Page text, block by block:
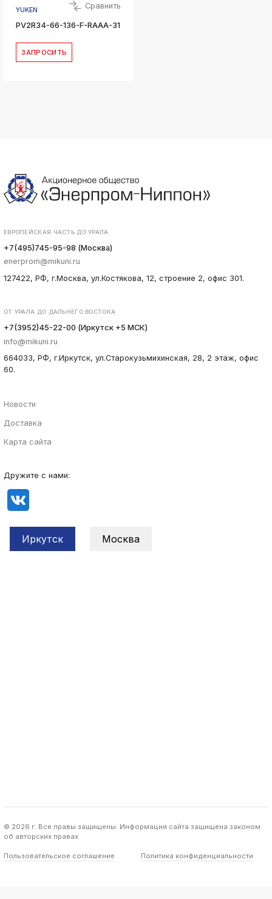
YUKEN Сравнить
PV2R34-66-136-F-RAAA-31
ЗАПРОСИТЬ
ЕВРОПЕЙСКАЯ ЧАСТЬ ДО УРАЛА
+7(495)745-95-98 (Москва)
enerprom@mikuni.ru
127422, РФ, г.Москва, ул.Костякова, 12, строение 2, офис 301.
ОТ УРАЛА ДО ДАЛЬНЕГО ВОСТОКА
+7(3952)45-22-00 (Иркутск +5 МСК)
info@mikuni.ru
664033, РФ, г.Иркутск, ул.Старокузьмихинская, 28, 2 этаж, офис
60.
Новости
Доставка
Карта сайта
Дружите с нами:
Иркутск Москва
© 2026 г. Все правы защищены. Информация сайта защищена законом
об авторских правах
Пользовательское соглашение Политика конфиденциальности